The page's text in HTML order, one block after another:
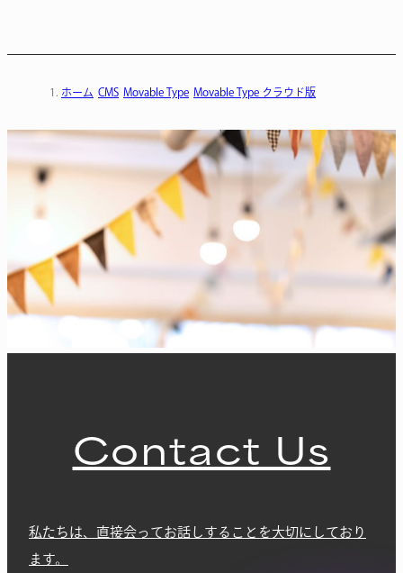
ホーム CMS Movable Type Movable Type クラウド版
Contact Us
私たちは、直接会ってお話しすることを大切にしており
ます。